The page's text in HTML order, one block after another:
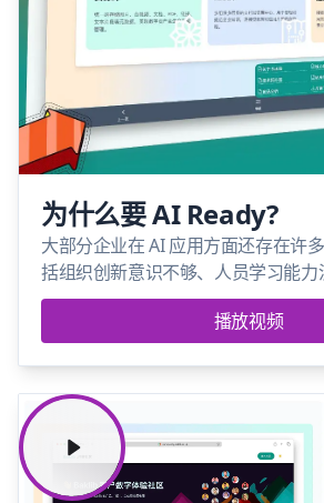
为什么要 AI Ready?
大部分企业在 AI 应用方面还存在许
括组织创新意识不够、人员学习能力
够的数据知识、缺乏统一的软硬件
此，企业做好 AI Ready 作为接入 AI
播放视频